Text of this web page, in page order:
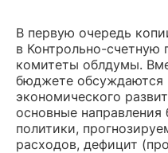
В первую очередь
в Контрольно-счетную
комитеты облдумы.
бюджете обсуждаются
экономического
основные
политики,
расходов, дефицит